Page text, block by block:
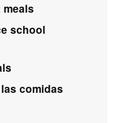
school
comidas